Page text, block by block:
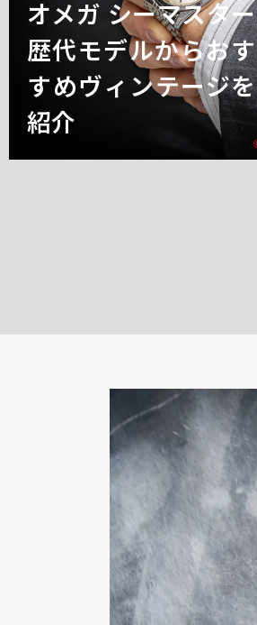
オメガ シーマスター
歴代モデルからおす
すめヴィンテージを
紹介